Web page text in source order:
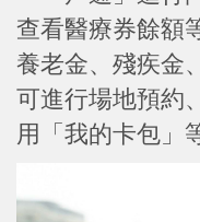
查看醫療券餘額
養老金、殘疾金
可進行場地預約
用「我的卡包」